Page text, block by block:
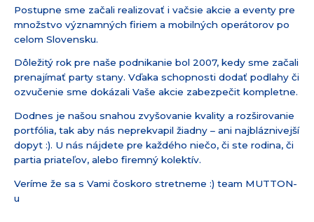
Postupne sme začali realizovať i vačsie akcie a eventy pre
množstvo významných firiem a mobilných operátorov po
celom Slovensku.
Dôležitý rok pre naše podnikanie bol 2007, kedy sme začali
prenajímať party stany. Vďaka schopnosti dodať podlahy či
ozvučenie sme dokázali Vaše akcie zabezpečit kompletne.
Dodnes je našou snahou zvyšovanie kvality a rozširovanie
portfólia, tak aby nás neprekvapil žiadny – ani najbláznivejší
dopyt :). U nás nájdete pre každého niečo, či ste rodina, či
partia priateľov, alebo firemný kolektív.
Veríme že sa s Vami čoskoro stretneme :) team MUTTON-
u